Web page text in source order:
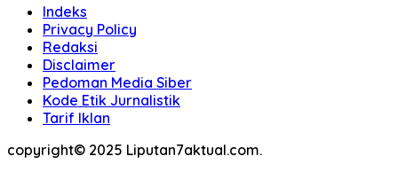
Indeks
Privacy Policy
Redaksi
Disclaimer
Pedoman Media Siber
Kode Etik Jurnalistik
Tarif Iklan
copyright© 2025 Liputan7aktual.com.